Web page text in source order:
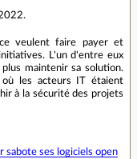
veulent faire payer et
L'un d'entre eux
maintenir sa solution.
les acteurs IT étaient
à la sécurité des projets
sabote ses logiciels open